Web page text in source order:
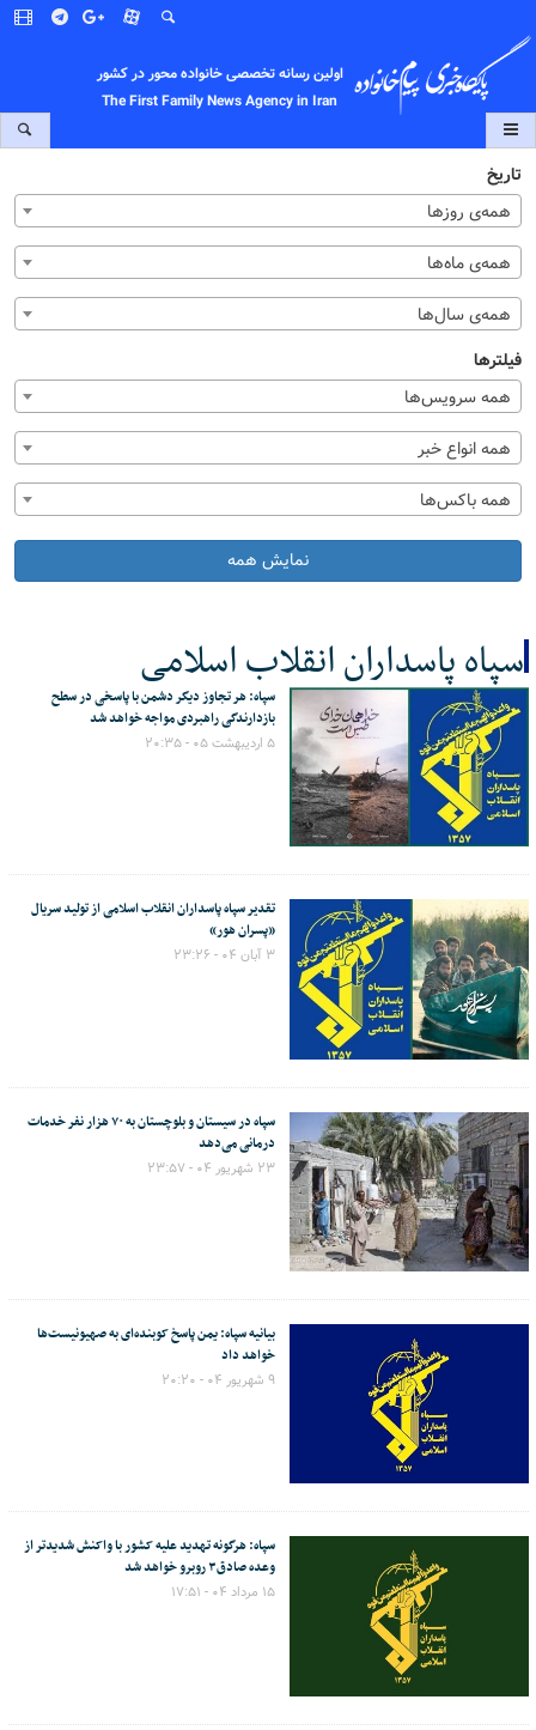
اولین رسانه تخصصی خانواده محور در کشور
The First Family News Agency in Iran
تاریخ
همه‌ی روزها
همه‌ی ماه‌ها
همه‌ی سال‌ها
فیلترها
همه سرویس‌ها
همه انواع خبر
همه باکس‌ها
نمایش همه
سپاه پاسداران انقلاب اسلامی
کل اخبار:23
سپاه: هر تجاوز دیگر دشمن با پاسخی در سطح
بازدارندگی راهبردی مواجه خواهد شد
۵ اردیبهشت ۰۵ - ۲۰:۳۵
تقدیر سپاه پاسداران انقلاب اسلامی از تولید سریال
«پسران هور»
۳ آبان ۰۴ - ۲۳:۲۶
سپاه در سیستان و بلوچستان به ۷۰ هزار نفر خدمات
درمانی می‌دهد
۲۳ شهریور ۰۴ - ۲۳:۵۷
بیانیه سپاه: یمن پاسخ کوبنده‌ای به صهیونیست‌ها
خواهد داد
۹ شهریور ۰۴ - ۲۰:۲۰
سپاه: هرگونه تهدید علیه کشور با واکنش شدیدتر از
وعده صادق۳ روبرو خواهد شد
۱۵ مرداد ۰۴ - ۱۷:۵۱